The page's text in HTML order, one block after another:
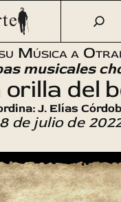
Agenda Cultural Música
Música a
musicales
orilla del
J. Elías
de julio de